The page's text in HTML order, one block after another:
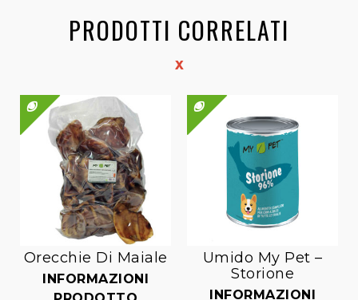
PRODOTTI CORRELATI
Orecchie Di Maiale
INFORMAZIONI
Umido My Pet –
Storione
INFORMAZIONI